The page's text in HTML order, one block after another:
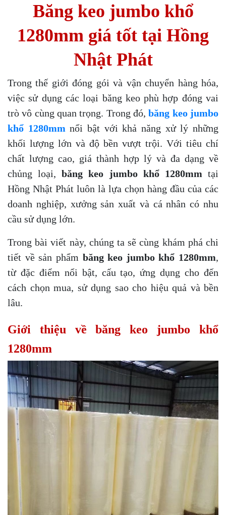
Băng keo jumbo khổ
1280mm giá tốt tại Hồng
Nhật Phát
Trong thế giới đóng gói và vận chuyển hàng hóa,
việc sử dụng các loại băng keo phù hợp đóng vai
trò vô cùng quan trọng. Trong đó,băng keo jumbo
khổ 1280mm nổi bật với khả năng xử lý những
khối lượng lớn và độ bền vượt trội. Với tiêu chí
chất lượng cao, giá thành hợp lý và đa dạng về
chủng loại,băng keo jumbo khổ 1280mm tại
Hồng Nhật Phát luôn là lựa chọn hàng đầu của các
doanh nghiệp, xưởng sản xuất và cá nhân có nhu
cầu sử dụng lớn.
Trong bài viết này, chúng ta sẽ cùng khám phá chi
tiết về sản phẩm băng keo jumbo khổ 1280mm,
từ đặc điểm nổi bật, cấu tạo, ứng dụng cho đến
cách chọn mua, sử dụng sao cho hiệu quả và bền
lâu.
Giới thiệu về băng keo jumbo khổ
1280mm